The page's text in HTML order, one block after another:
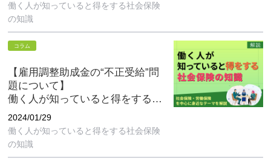
働く人が知っていると得をする社会保険
の知識
コラム
【雇用調整助成金の“不正受給”問
題について】
働く人が知っていると得をする社
会保険の知識 第13回
2024/01/29
働く人が知っていると得をする社会保険
の知識